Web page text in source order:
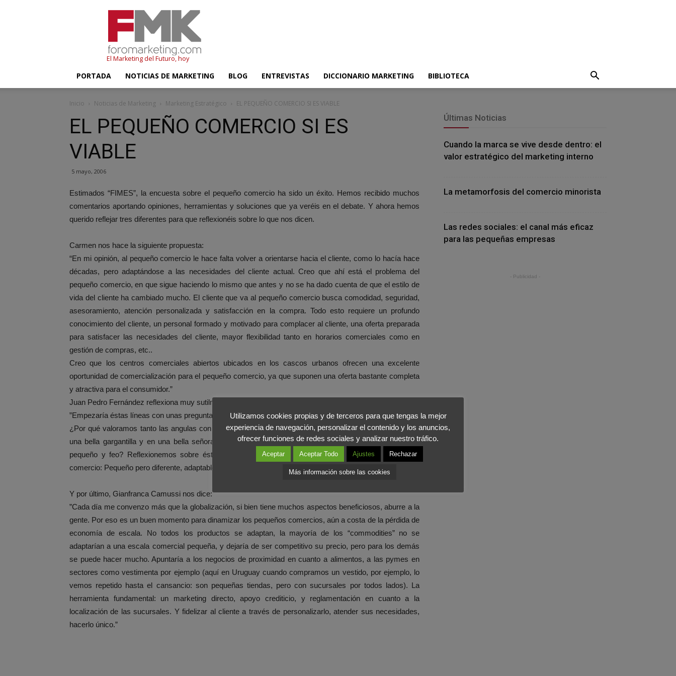
El Marketing del Futuro, hoy
PORTADA NOTICIAS DE MARKETING BLOG ENTREVISTAS DICCIONARIO MARKETING BIBLIOTECA
Inicio Noticias de Marketing Marketing Estratégico EL PEQUEÑO COMERCIO SI ES VIABLE
EL PEQUEÑO COMERCIO SI ES
VIABLE
5 mayo, 2006
Estimados “FIMES”, la encuesta sobre el pequeño comercio ha sido un éxito. Hemos recibido muchos
comentarios aportando opiniones, herramientas y soluciones que ya veréis en el debate. Y ahora hemos
querido reflejar tres diferentes para que reflexionéis sobre lo que nos dicen.
Carmen nos hace la siguiente propuesta:
“En mi opinión, al pequeño comercio le hace falta volver a orientarse hacia el cliente, como lo hacía hace
décadas, pero adaptándose a las necesidades del cliente actual. Creo que ahí está el problema del
pequeño comercio, en que sigue haciendo lo mismo que antes y no se ha dado cuenta de que el estilo de
vida del cliente ha cambiado mucho. El cliente que va al pequeño comercio busca comodidad, seguridad,
asesoramiento, atención personalizada y satisfacción en la compra. Todo esto requiere un profundo
conocimiento del cliente, un personal formado y motivado para complacer al cliente, una oferta preparada
para satisfacer las necesidades del cliente, mayor flexibilidad tanto en horarios comerciales como en
gestión de compras, etc..
Creo que los centros comerciales abiertos ubicados en los cascos urbanos ofrecen una excelente
oportunidad de comercialización para el pequeño comercio, ya que suponen una oferta bastante completa
y atractiva para el consumidor.”
Juan Pedro Fernández reflexiona muy sutilmente sobre el tema:
”Empezaría éstas líneas con unas preguntas:
¿Por qué valoramos tanto las angulas con lo pequeñas que son? ¿Y el pequeño diamante engarzado en
una bella gargantilla y en una bella señora? ¿Por qué se ha vendido tanto el volkswagen "escarabajo"
pequeño y feo? Reflexionemos sobre éstas preguntas y apliquemos éstos pensamientos al pequeño
comercio: Pequeño pero diferente, adaptable, especializado, cómodo, agradable, y con "buena gente".
Y por último, Gianfranca Camussi nos dice:
”Cada día me convenzo más que la globalización, si bien tiene muchos aspectos beneficiosos, aburre a la
gente. Por eso es un buen momento para dinamizar los pequeños comercios, aún a costa de la pérdida de
economía de escala. No todos los productos se adaptan, la mayoría de los “commodities” no se
adaptarían a una escala comercial pequeña, y dejaría de ser competitivo su precio, pero para los demás
se puede hacer mucho. Apuntaría a los negocios de proximidad en cuanto a alimentos, a las pymes en
sectores como vestimenta por ejemplo (aquí en Uruguay cuando compramos un vestido, por ejemplo, lo
vemos repetido hasta el cansancio: son pequeñas tiendas, pero con sucursales por todos lados). La
herramienta fundamental: un marketing directo, apoyo crediticio, y reglamentación en cuanto a la
localización de las sucursales. Y fidelizar al cliente a través de personalizarlo, atender sus necesidades,
hacerlo único.”
Últimas Noticias
Cuando la marca se vive desde dentro: el
valor estratégico del marketing interno
La metamorfosis del comercio minorista
Las redes sociales: el canal más eficaz
para las pequeñas empresas
- Publicidad -
Utilizamos cookies propias y de terceros para que tengas la mejor
experiencia de navegación, personalizar el contenido y los anuncios,
ofrecer funciones de redes sociales y analizar nuestro tráfico.
Aceptar Aceptar Todo Ajustes Rechazar
Más información sobre las cookies